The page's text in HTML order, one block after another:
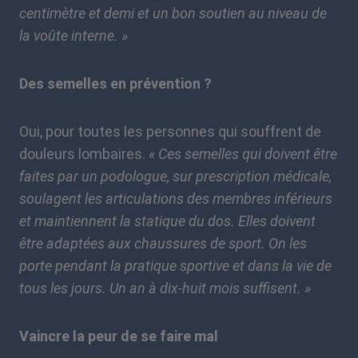
centimètre et demi et un bon soutien au niveau de
la voûte interne. »
Des semelles en prévention ?
Oui, pour toutes les personnes qui souffrent de
douleurs lombaires. « Ces semelles qui doivent être
faites par un podologue, sur prescription médicale,
soulagent les articulations des membres inférieurs
et maintiennent la statique du dos. Elles doivent
être adaptées aux chaussures de sport. On les
porte pendant la pratique sportive et dans la vie de
tous les jours. Un an à dix-huit mois suffisent. »
Vaincre la peur de se faire mal